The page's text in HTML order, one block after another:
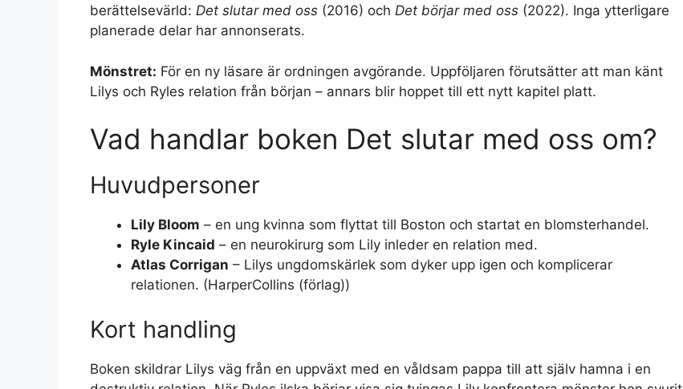
berättelsevärld: Det slutar med oss (2016) och Det börjar med oss (2022). Inga ytterligare
planerade delar har annonserats.
Mönstret: För en ny läsare är ordningen avgörande. Uppföljaren förutsätter att man känt
Lilys och Ryles relation från början – annars blir hoppet till ett nytt kapitel platt.
Vad handlar boken Det slutar med oss om?
Huvudpersoner
Lily Bloom – en ung kvinna som flyttat till Boston och startat en blomsterhandel.
Ryle Kincaid – en neurokirurg som Lily inleder en relation med.
Atlas Corrigan – Lilys ungdomskärlek som dyker upp igen och komplicerar
relationen. (HarperCollins (förlag))
Kort handling
Boken skildrar Lilys väg från en uppväxt med en våldsam pappa till att själv hamna i en